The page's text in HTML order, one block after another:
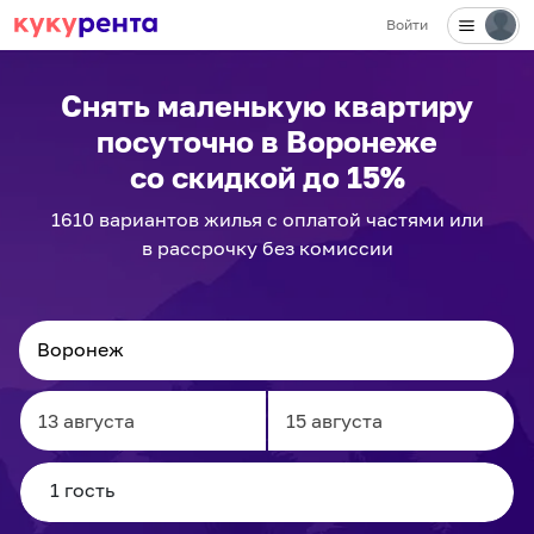
Войти
Снять маленькую квартиру
посуточно в Воронеже
со скидкой до 15%
1610 вариантовжилья с оплатой частями или
в рассрочку без комиссии
Navigate
forward
to
Navigate
to
✕